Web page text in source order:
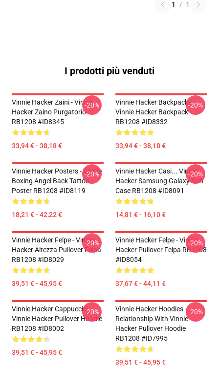
1 / 1
I prodotti più venduti
Vinnie Hacker Zaini - Vinnie
Hacker Zaino Purgatorio
RB1208 #ID8345
33,94 € - 38,18 €
-20%
Vinnie Hacker Backpacks -
Vinnie Hacker Backpack
RB1208 #ID8332
33,94 € - 38,18 €
-20%
Vinnie Hacker Posters - Vinnie
Boxing Angel Back Tattoo
Poster RB1208 #ID8119
18,21 € - 42,22 €
-20%
Vinnie Hacker Casi... Vinnie
Hacker Samsung Galaxy Soft
Case RB1208 #ID8091
14,81 € - 16,10 €
-20%
Vinnie Hacker Felpe - Vinnie
Hacker Altezza Pullover Felpa
RB1208 #ID8029
39,51 € - 45,95 €
-20%
Vinnie Hacker Felpe - Vinnie
Hacker Pullover Felpa RB1208
#ID8054
37,67 € - 44,11 €
-20%
Vinnie Hacker Cappuccini -
Vinnie Hacker Pullover Hoodie
RB1208 #ID8002
39,51 € - 45,95 €
-20%
Vinnie Hacker Hoodies -
Relationship With Vinnie
Hacker Pullover Hoodie
RB1208 #ID7995
39,51 € - 45,95 €
-20%